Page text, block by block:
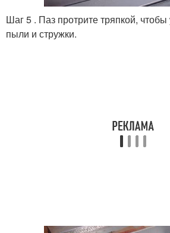
Шаг 5 . Паз протрите тряпкой, чтобы
пыли и стружки.